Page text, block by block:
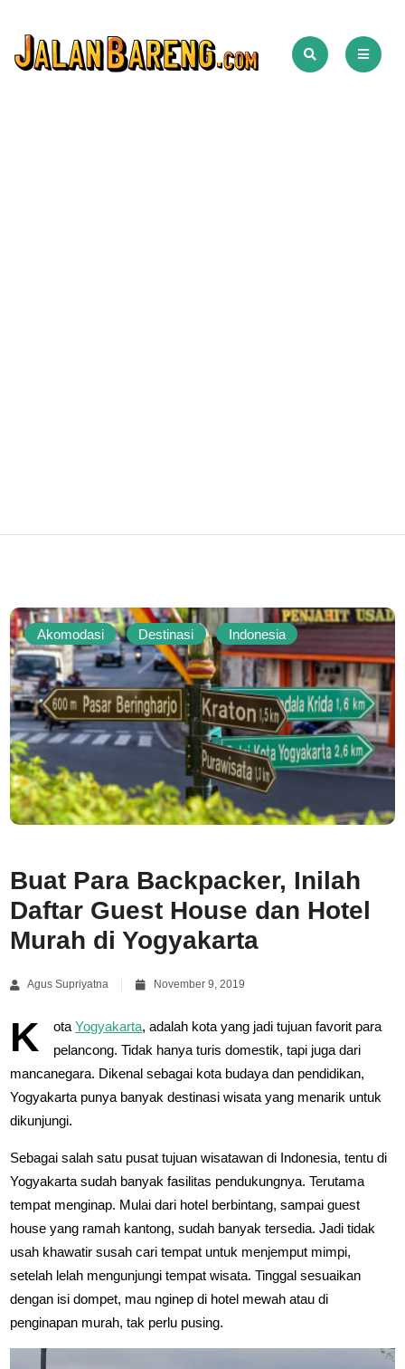
Akomodasi Destinasi Indonesia
Buat Para Backpacker, Inilah
Daftar Guest House dan Hotel
Murah di Yogyakarta
Agus Supriyatna November 9, 2019
K otaYogyakarta, adalah kota yang jadi tujuan favorit para
pelancong. Tidak hanya turis domestik, tapi juga dari
mancanegara. Dikenal sebagai kota budaya dan pendidikan,
Yogyakarta punya banyak destinasi wisata yang menarik untuk
dikunjungi.
Sebagai salah satu pusat tujuan wisatawan di Indonesia, tentu di
Yogyakarta sudah banyak fasilitas pendukungnya. Terutama
tempat menginap. Mulai dari hotel berbintang, sampai guest
house yang ramah kantong, sudah banyak tersedia. Jadi tidak
usah khawatir susah cari tempat untuk menjemput mimpi,
setelah lelah mengunjungi tempat wisata. Tinggal sesuaikan
dengan isi dompet, mau nginep di hotel mewah atau di
penginapan murah, tak perlu pusing.